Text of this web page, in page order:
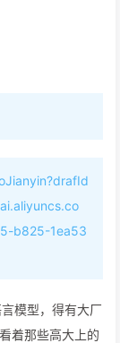
b825-1ea53
模型，得有大厂
着那些高大上的